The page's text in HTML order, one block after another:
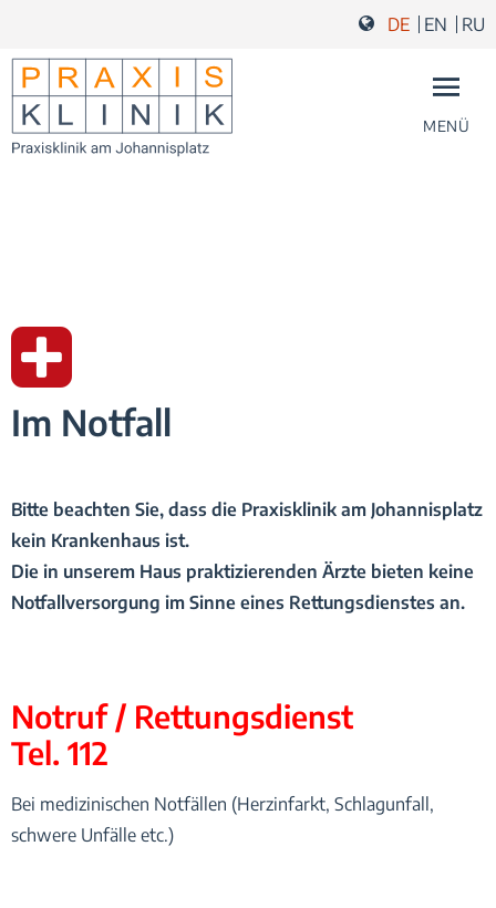
DE EN RU
MENÜ
Im Notfall
Bitte beachten Sie, dass die Praxisklinik am Johannisplatz
kein Krankenhaus ist.
Die in unserem Haus praktizierenden Ärzte bieten keine
Notfallversorgung im Sinne eines Rettungsdienstes an.
Notruf / Rettungsdienst
Tel. 112
Bei medizinischen Notfällen (Herzinfarkt, Schlagunfall,
schwere Unfälle etc.)